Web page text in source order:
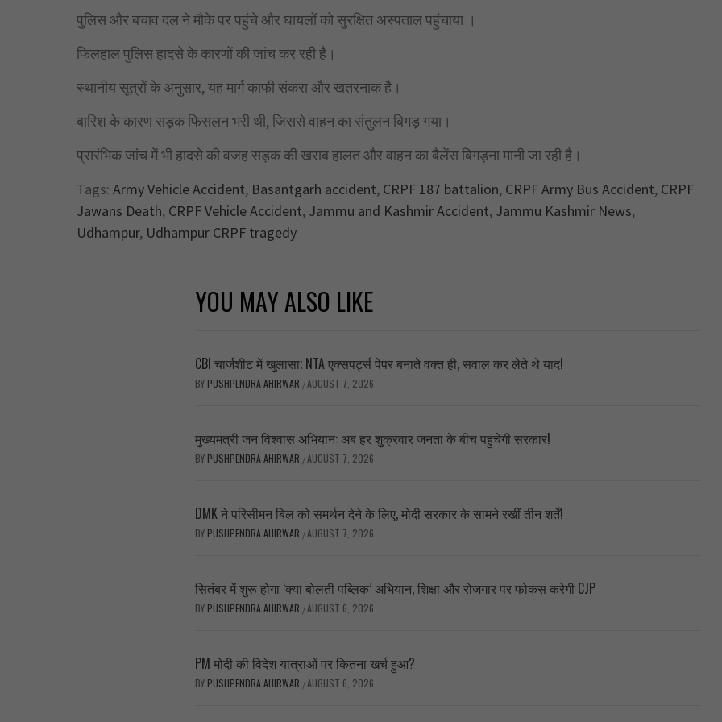
पुलिस और बचाव दल ने मौके पर पहुंचे और घायलों को सुरक्षित अस्पताल पहुंचाया ।
फिलहाल पुलिस हादसे के कारणों की जांच कर रही है।
स्थानीय सूत्रों के अनुसार, यह मार्ग काफी संकरा और खतरनाक है।
बारिश के कारण सड़क फिसलन भरी थी, जिससे वाहन का संतुलन बिगड़ गया।
प्रारंभिक जांच में भी हादसे की वजह सड़क की खराब हालत और वाहन का बैलेंस बिगड़ना मानी जा रही है।
Tags: Army Vehicle Accident, Basantgarh accident, CRPF 187 battalion, CRPF Army Bus Accident, CRPF
Jawans Death, CRPF Vehicle Accident, Jammu and Kashmir Accident, Jammu Kashmir News,
Udhampur, Udhampur CRPF tragedy
YOU MAY ALSO LIKE
CBI चार्जशीट में खुलासा; NTA एक्सपर्ट्स पेपर बनाते वक्त ही, सवाल कर लेते थे याद!
BY PUSHPENDRA AHIRWAR /AUGUST 7, 2026
मुख्यमंत्री जन विश्वास अभियान: अब हर शुक्रवार जनता के बीच पहुंचेगी सरकार!
BY PUSHPENDRA AHIRWAR /AUGUST 7, 2026
DMK ने परिसीमन बिल को समर्थन देने के लिए, मोदी सरकार के सामने रखीं तीन शर्तें!
BY PUSHPENDRA AHIRWAR /AUGUST 7, 2026
सितंबर में शुरू होगा ‘क्या बोलती पब्लिक’ अभियान, शिक्षा और रोजगार पर फोकस करेगी CJP
BY PUSHPENDRA AHIRWAR /AUGUST 6, 2026
PM मोदी की विदेश यात्राओं पर कितना खर्च हुआ?
BY PUSHPENDRA AHIRWAR /AUGUST 6, 2026